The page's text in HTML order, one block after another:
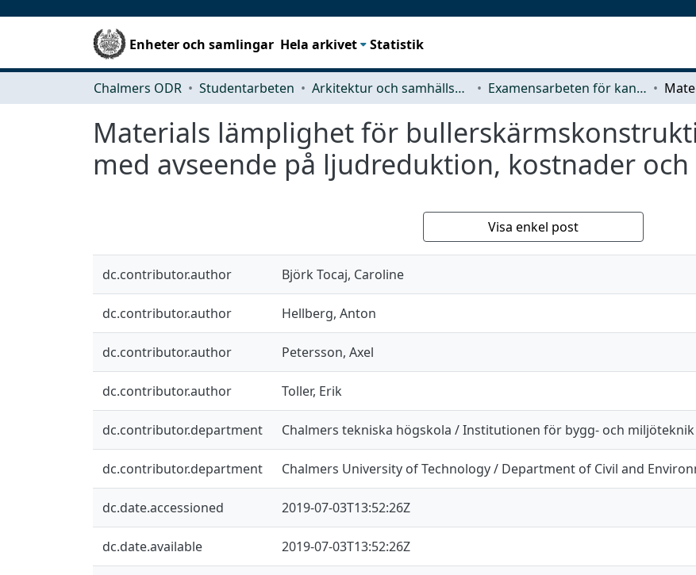
Enheter och samlingar Hela arkivet Statistik
Chalmers ODR Studentarbeten Arkitektur och samhällsbyggnadsteknik (ACE) Examensarbeten för kandidatexamen
Materials lämplighet för
med avseende på ljudreduktion, kostnader
Visa enkel post
dc.contributor.author Björk Tocaj, Caroline
dc.contributor.author Hellberg, Anton
dc.contributor.author Petersson, Axel
dc.contributor.author Toller, Erik
dc.contributor.department Chalmers tekniska högskola / Institutionen för bygg- och miljöteknik
dc.contributor.department Chalmers University of Technology / Department of Civil and
dc.date.accessioned 2019-07-03T13:52:26Z
dc.date.available 2019-07-03T13:52:26Z